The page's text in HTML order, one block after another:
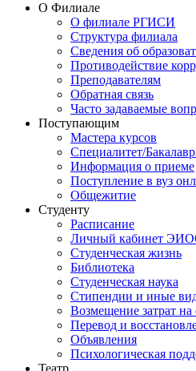
О Филиале
О филиале РГИСИ
Структура филиала
Сведения об
Противодействие
Преподавателям
Обратная связь
Часто задаваемые
Поступающим
Мастера курсов
Специалитет/
Информация о приеме
Поступление в вуз
Общежитие
Студенту
Расписание
Личный кабинет
Студенческая жизнь
Библиотека
Студенческая наука
Стипендии и иные
Возмещение затрат на
Перевод и
Объявления
Психологическая
Театр